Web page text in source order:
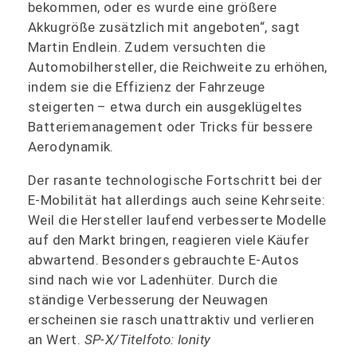
bekommen, oder es wurde eine größere
Akkugröße zusätzlich mit angeboten“, sagt
Martin Endlein. Zudem versuchten die
Automobilhersteller, die Reichweite zu erhöhen,
indem sie die Effizienz der Fahrzeuge
steigerten – etwa durch ein ausgeklügeltes
Batteriemanagement oder Tricks für bessere
Aerodynamik.
Der rasante technologische Fortschritt bei der
E-Mobilität hat allerdings auch seine Kehrseite:
Weil die Hersteller laufend verbesserte Modelle
auf den Markt bringen, reagieren viele Käufer
abwartend. Besonders gebrauchte E-Autos
sind nach wie vor Ladenhüter. Durch die
ständige Verbesserung der Neuwagen
erscheinen sie rasch unattraktiv und verlieren
an Wert. SP-X/Titelfoto: Ionity